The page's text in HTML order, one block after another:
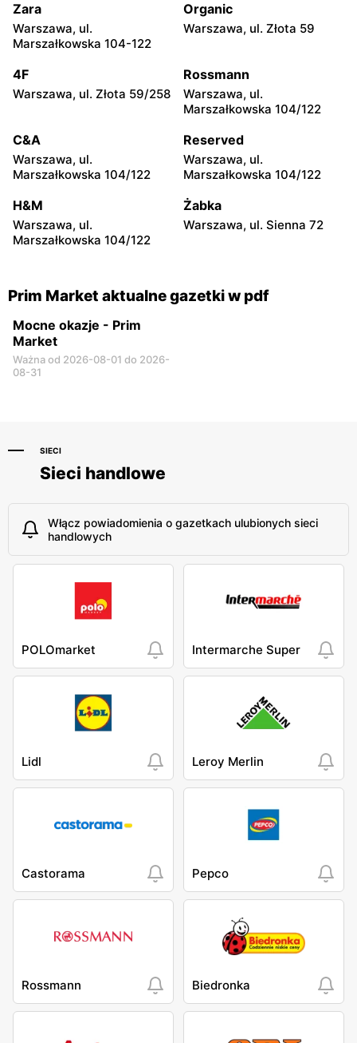
Prim Market
Ostrołęka, ul. Stacha
Prim Market
Prim Market
Dzierzgowskiego 1
Prim Market
Baranowo, ul. Henryka
Prim Market Prim Market
Padlewskiego 2
Prim Market Prim Market
Zara
Warszawa, ul.
Marszałkowska 104-122
Organic
Warszawa, ul. Złota 59
4F
Warszawa, ul. Złota 59/258
Rossmann
Warszawa, ul.
Marszałkowska 104/122
C&A
Warszawa, ul.
Marszałkowska 104/122
Reserved
Warszawa, ul.
Marszałkowska 104/122
H&M
Warszawa, ul.
Marszałkowska 104/122
Żabka
Warszawa, ul. Sienna 72
Prim Market aktualne gazetki w pdf
Mocne okazje - Prim
Market
Ważna od 2026-08-01 do 2026-
08-31
SIECI
Sieci handlowe
Włącz powiadomienia o gazetkach ulubionych sieci
handlowych
POLOmarket Intermarche Super
Lidl Leroy Merlin
Castorama Pepco
Rossmann Biedronka